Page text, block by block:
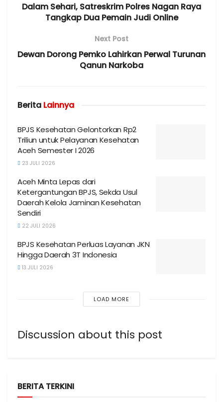
Dalam Sehari, Satreskrim Polres Nagan Raya
Tangkap Dua Pemain Judi Online
Next Post
Dewan Dorong Pemko Lahirkan Perwal Turunan
Qanun Narkoba
Berita Lainnya
BPJS Kesehatan Gelontorkan Rp2
Triliun untuk Pelayanan Kesehatan
Aceh Semester I 2026
23 JULI 2026
Aceh Minta Lepas dari
Ketergantungan BPJS, Sekda Usul
Daerah Kelola Jaminan Kesehatan
Sendiri
22 JULI 2026
BPJS Kesehatan Perluas Layanan JKN
Hingga Daerah 3T Indonesia
13 JULI 2026
LOAD MORE
Discussion about this post
BERITA TERKINI